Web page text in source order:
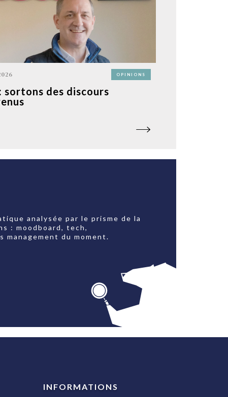
OPINIONS
: sortons des discours
analysée par le prisme de la
: moodboard, tech,
du moment.
INFORMATIONS